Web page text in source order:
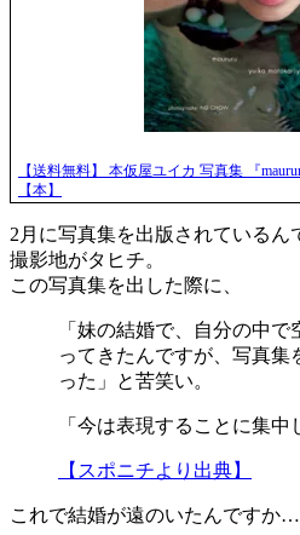
【送料無料】 本仮屋ユイカ 写真集 『
【本】
2月に写真集を出版されているん
撮影地がタヒチ。
この写真集を出した際に、
「妹の結婚で、自分の中
ってきたんですが、写真集
った」と苦笑い。
「今は表現することに集中
【スポニチより出典】
これで結婚が遠のいたんですか…